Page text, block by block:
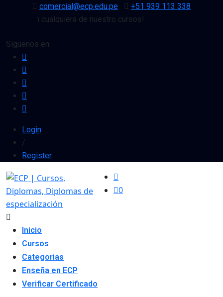
comercial@ecp.edu.pe
+51 939 113 338
en cualquiera de nuestro cursos!
Síguenos en:
Login
/
Register
0
Inicio
Cursos
Categorias
Enseña en ECP
Verificar Certificado